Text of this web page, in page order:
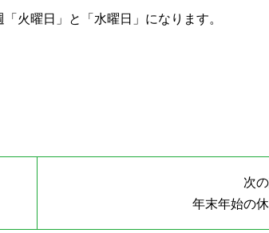
火曜日」と「水曜日」になります。
次
年末年始の